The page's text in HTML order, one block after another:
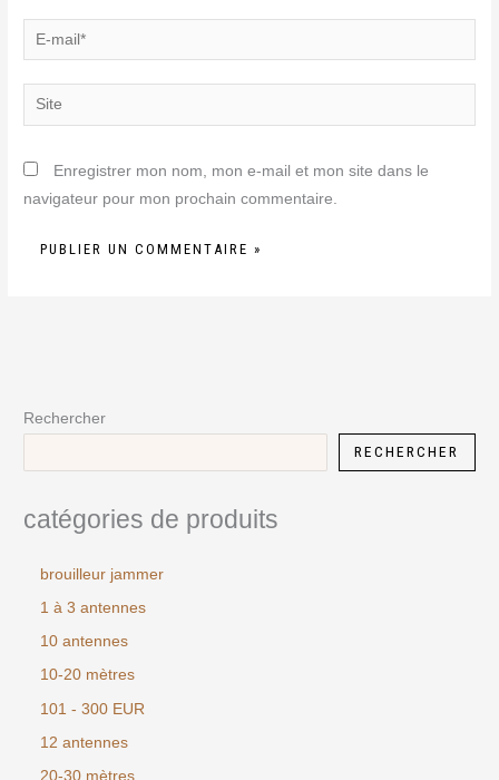
E-
mail*
Site
Enregistrer mon nom, mon e-mail et mon site dans le
navigateur pour mon prochain commentaire.
Rechercher
RECHERCHER
catégories de produits
brouilleur jammer
1 à 3 antennes
10 antennes
10-20 mètres
101 - 300 EUR
12 antennes
20-30 mètres